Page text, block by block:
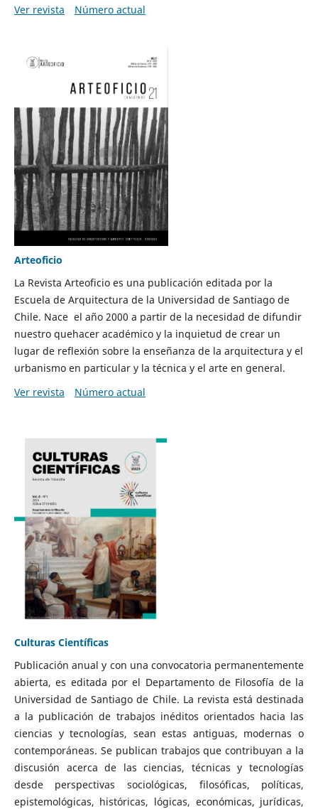
Ver revista
Número actual
Arteoficio
La Revista Arteoficio es una publicación editada por la
Escuela de Arquitectura de la Universidad de Santiago de
Chile. Nace el año 2000 a partir de la necesidad de difundir
nuestro quehacer académico y la inquietud de crear un
lugar de reflexión sobre la enseñanza de la arquitectura y el
urbanismo en particular y la técnica y el arte en general.
Ver revista
Número actual
Culturas Científicas
Publicación anual y con una convocatoria permanentemente
abierta, es editada por el Departamento de Filosofía de la
Universidad de Santiago de Chile. La revista está destinada
a la publicación de trabajos inéditos orientados hacia las
ciencias y tecnologías, sean estas antiguas, modernas o
contemporáneas. Se publican trabajos que contribuyan a la
discusión acerca de las ciencias, técnicas y tecnologías
desde perspectivas sociológicas, filosóficas, políticas,
epistemológicas, históricas, lógicas, económicas, jurídicas,